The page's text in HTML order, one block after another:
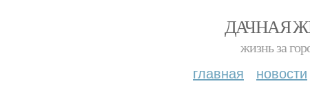
ДАЧНАЯ
жизнь за
главная новости